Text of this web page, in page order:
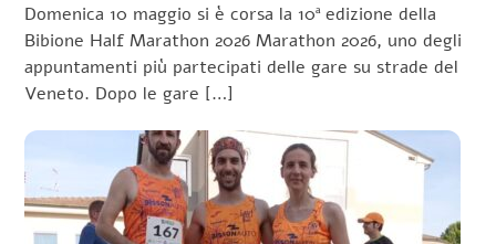
Domenica 10 maggio si è corsa la 10ª edizione della
Bibione Half Marathon 2026 Marathon 2026, uno degli
appuntamenti più partecipati delle gare su strade del
Veneto. Dopo le gare […]